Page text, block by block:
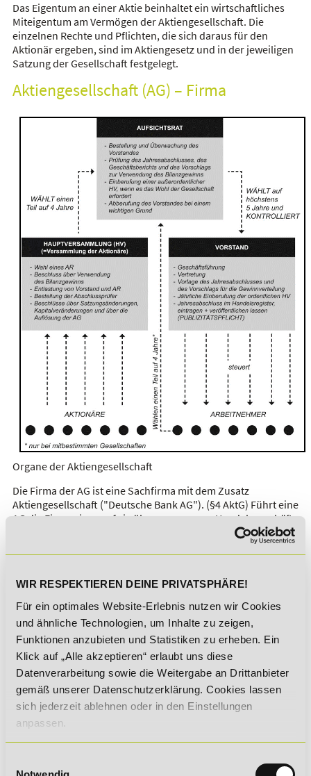
WIR RESPEKTIEREN DEINE PRIVATSPHÄRE!
Für ein optimales Website-Erlebnis nutzen wir Cookies
und ähnliche Technologien, um Inhalte zu zeigen,
Funktionen anzubieten und Statistiken zu erheben. Ein
Klick auf „Alle akzeptieren“ erlaubt uns diese
Datenverarbeitung sowie die Weitergabe an Drittanbieter
gemäß unserer Datenschutzerklärung. Cookies lassen
sich jederzeit ablehnen oder in den Einstellungen
anpassen.
Das Eigentum an einer Aktie beinhaltet ein wirtschaftliches
Miteigentum am Vermögen der Aktiengesellschaft. Die
einzelnen Rechte und Pflichten, die sich daraus für den
Aktionär ergeben, sind im Aktiengesetz und in der jeweiligen
Satzung der Gesellschaft festgelegt.
Aktiengesellschaft (AG) – Firma
Organe der Aktiengesellschaft
Die Firma der AG ist eine Sachfirma mit dem Zusatz
Aktiengesellschaft ("Deutsche Bank AG"). (§4 AktG) Führt eine
AG die Firma eines auf sie übergegangenen Handelsgeschäft
fort, so muss sie die Bezeichnung "Aktiengesellschaft" in die
Firma aufnehmen. Bei älteren Aktiengesellschaften ist eine
Organe handlungsfähig.
Aktiengesellschaft (AG) – Rechte und
Pflichten
Diegesetzlichen Pflichtender Aktionäre sind eng begrenzt,
damit ein breiter Kreis von Kapitalgebern erreicht werden
kann (§§ 54 AktG):